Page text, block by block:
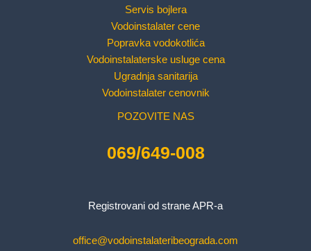
Servis bojlera
Vodoinstalater cene
Popravka vodokotlića
Vodoinstalaterske usluge cena
Ugradnja sanitarija
Vodoinstalater cenovnik
POZOVITE NAS
069/649-008
Registrovani od strane APR-a
office@vodoinstalateribeograda.com